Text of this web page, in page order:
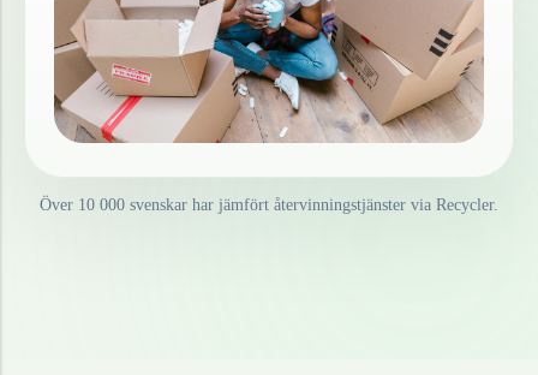
Över 10 000 svenskar har jämfört återvinningstjänster via Recycler.